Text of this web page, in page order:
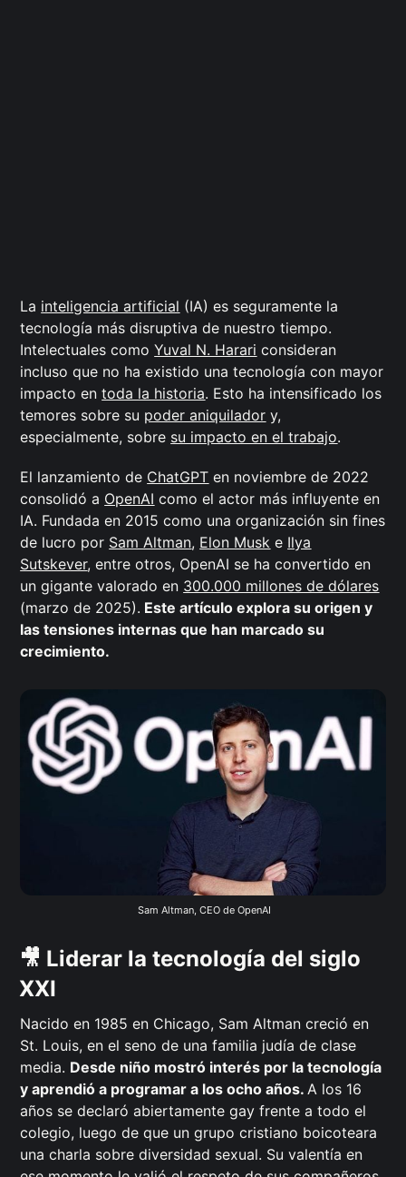
La inteligencia artificial (IA) es seguramente la
tecnología más disruptiva de nuestro tiempo.
Intelectuales comoYuval N. Harari consideran
incluso que no ha existido una tecnología con mayor
impacto entoda la historia. Esto ha intensificado los
temores sobre su poder aniquilador y,
especialmente, sobre su impacto en el trabajo.
El lanzamiento de ChatGPT en noviembre de 2022
consolidó a OpenAI como el actor más influyente en
IA. Fundada en 2015 como una organización sin fines
de lucro por Sam Altman, Elon Musk e Ilya
Sutskever, entre otros, OpenAI se ha convertido en
un gigante valorado en 300.000 millones de dólares
(marzo de 2025). Este artículo explora su origen y
las tensiones internas que han marcado su
crecimiento.
Sam Altman, CEO de OpenAI
🎥 Liderar la tecnología del siglo
XXI
Nacido en 1985 en Chicago, Sam Altman creció en
St. Louis, en el seno de una familia judía de clase
media. Desde niño mostró interés por la tecnología
y aprendió a programar a los ocho años. A los 16
años se declaró abiertamente gay frente a todo el
colegio, luego de que un grupo cristiano boicoteara
una charla sobre diversidad sexual. Su valentía en